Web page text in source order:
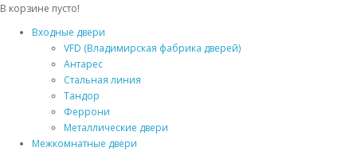
В корзине пусто!
Входные двери
VFD (Владимирская фабрика дверей)
Антарес
Стальная линия
Тандор
Феррони
Металлические двери
Межкомнатные двери